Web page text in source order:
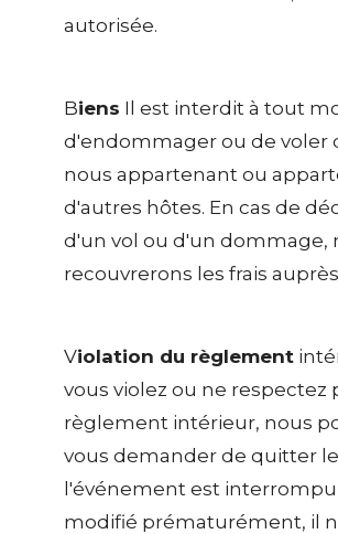
autorisée.
Biens Il est interdit à tout
d'endommager ou de voler
nous appartenant ou
d'autres hôtes. En cas de
d'un vol ou d'un dommage,
recouvrerons les frais
Violation du règlement
vous violez ou ne respectez
règlement intérieur, nous
vous demander de quitter
l'événement est interrompu
modifié prématurément, il